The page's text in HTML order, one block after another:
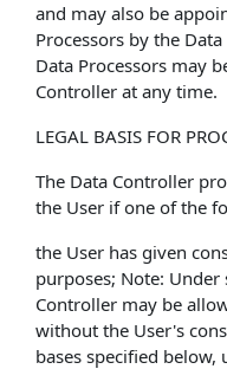
and may also be
Processors by the
Data Processors may
Controller at any time.
LEGAL BASIS FOR
The Data Controller
the User if one of the
the User has given
purposes; Note:
Controller may be
without the User's
bases specified below,